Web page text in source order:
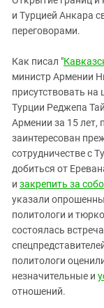
Северная Осетия -
СКФО
Чечня
Южная Осетия
Южный Кавказ
ЮФО
и Турцией Анкара
переговорами.
Как писал "
министр Армении
присутствовать на
Турции Реджепа
Армении за 15 лет,
заинтересован
сотрудничестве с
добиться от
и закрепить за
указали
политологи и
состоялась
политологи
незначительные и
отношений.